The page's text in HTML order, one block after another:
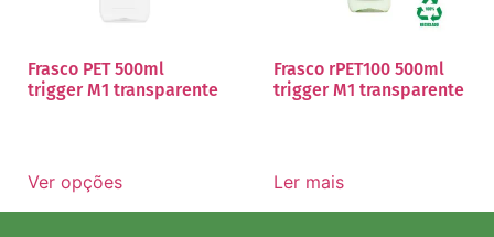
Frasco PET 500ml
trigger M1 transparente
Ver opções
Frasco rPET100 500ml
trigger M1 transparente
Ler mais